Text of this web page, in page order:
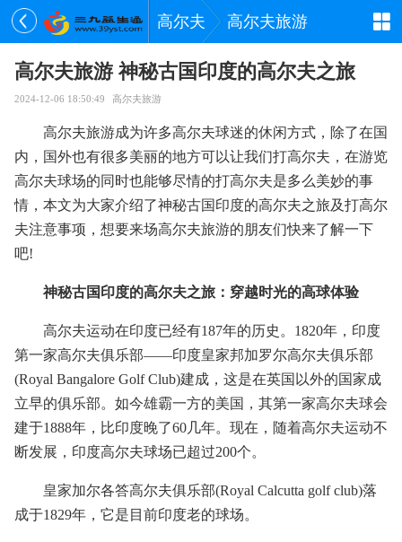
高尔夫 高尔夫旅游
高尔夫旅游 神秘古国印度的高尔夫之旅
2024-12-06 18:50:49 高尔夫旅游
高尔夫旅游成为许多高尔夫球迷的休闲方式，除了在国
内，国外也有很多美丽的地方可以让我们打高尔夫，在游览
高尔夫球场的同时也能够尽情的打高尔夫是多么美妙的事
情，本文为大家介绍了神秘古国印度的高尔夫之旅及打高尔
夫注意事项，想要来场高尔夫旅游的朋友们快来了解一下
吧!
神秘古国印度的高尔夫之旅：穿越时光的高球体验
高尔夫运动在印度已经有187年的历史。1820年，印度
第一家高尔夫俱乐部——印度皇家邦加罗尔高尔夫俱乐部
(Royal Bangalore Golf Club)建成，这是在英国以外的国家成
立早的俱乐部。如今雄霸一方的美国，其第一家高尔夫球会
建于1888年，比印度晚了60几年。现在，随着高尔夫运动不
断发展，印度高尔夫球场已超过200个。
皇家加尔各答高尔夫俱乐部(Royal Calcutta golf club)落
成于1829年，它是目前印度老的球场。